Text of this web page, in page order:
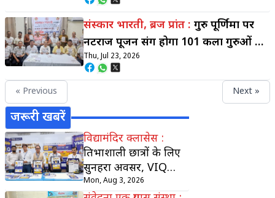
संस्कार भारती, ब्रज प्रांत : गुरु पूर्णिमा पर
नटराज पूजन संग होगा 101 कला गुरुओं का
सम्मान
Thu, Jul 23, 2026
« Previous Next »
जरूरी खबरें
विद्यामंदिर क्लासेस :
प्रतिभाशाली छात्रों के लिए
सुनहरा अवसर, VIQ
2026 से मिलेगी 100%
Mon, Aug 3, 2026